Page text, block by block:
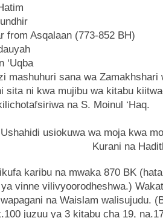
from Asqalaan (773-852 BH)
‘Uqba
mashuhuri sana wa Zamakhshari
sita ni kwa mujibu wa kitabu
na S. Moinul ‘Haq.
Ushahidi usiokuwa wa moja kwa
Kurani na
karibu na mwaka 870 BK
vinne vilivyoorodheshwa.)
na Waislam walisujudu.
juzuu ya 3 kitabu cha 19,